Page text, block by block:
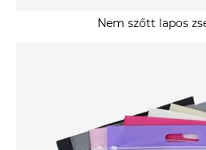
Nem szőtt lapos